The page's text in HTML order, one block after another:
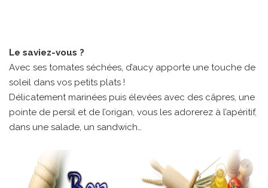
Le saviez-vous ?
Avec ses tomates séchées, d’aucy apporte une touche de
soleil dans vos petits plats !
Délicatement marinées puis élevées avec des câpres, une
pointe de persil et de l’origan, vous les adorerez à l’apéritif,
dans une salade, un sandwich…